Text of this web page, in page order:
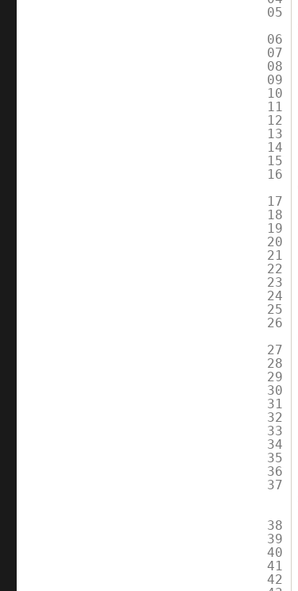
05
06
07
08
09
10
11
12
13
14
15
16
17
18
19
20
21
22
23
24
25
26
27
28
29
30
31
32
33
34
35
36
37
38
39
40
41
42